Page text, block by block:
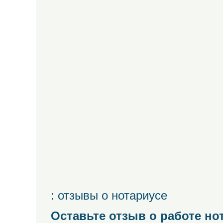
: отзывы о нотариусе
Оставьте отзыв о работе